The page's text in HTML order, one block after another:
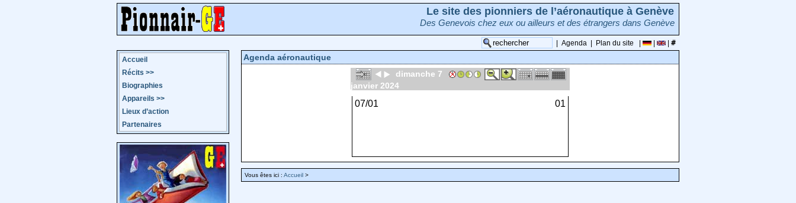
Le site des pionniers de l’aéronautique à Genève
Des Genevois chez eux ou ailleurs et des étrangers dans Genève
Agenda Plan du site
Accueil
Récits >>
Biographies
Appareils >>
Lieux d’action
Partenaires
Agenda aéronautique
dimanche 7
janvier 2024
07/01 01
Vous êtes ici : Accueil >